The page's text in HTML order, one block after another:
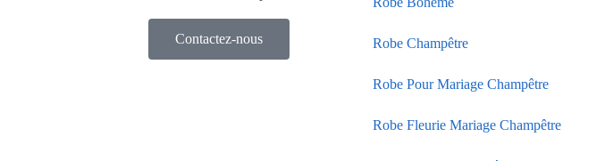
Contactez-nous Robe Champêtre
Robe Pour Mariage Champêtre
Robe Fleurie Mariage Champêtre